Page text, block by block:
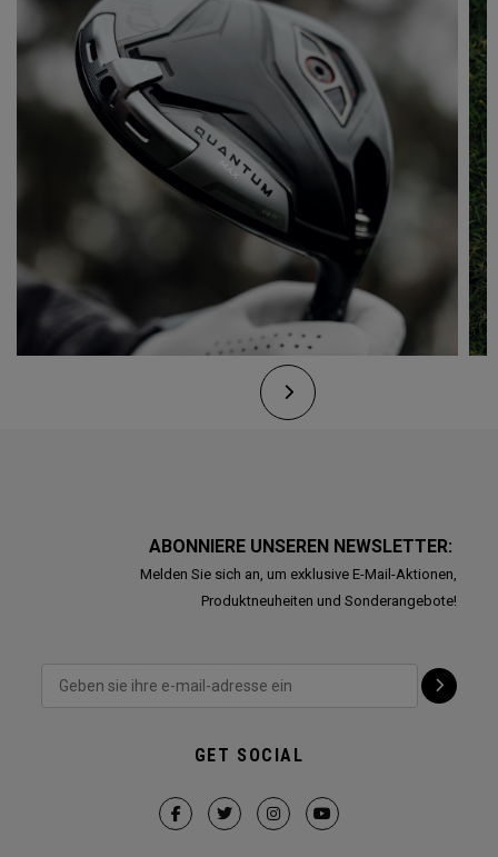
ABONNIERE UNSEREN NEWSLETTER:
Melden Sie sich an, um exklusive E-Mail-Aktionen,
Produktneuheiten und Sonderangebote!
GET SOCIAL